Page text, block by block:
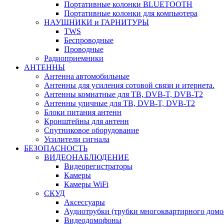
Портативные колонки BLUETOOTH
Портативные колонки для компьютера
НАУШНИКИ и ГАРНИТУРЫ
TWS
Беспроводные
Проводные
Радиоприемники
АНТЕННЫ
Антенна автомобильные
Антенны для усиления сотовой связи и итернета.
Антенны комнатные для ТВ, DVB-T, DVB-T2
Антенны уличные для ТВ, DVB-T, DVB-T2
Блоки питания антенн
Кронштейны для антенн
Спутниковое оборудование
Усилители сигнала
БЕЗОПАСНОСТЬ
ВИДЕОНАБЛЮДЕНИЕ
Видеорегистраторы
Камеры
Камеры WiFi
СКУД
Аксессуары
Аудиотрубки (трубки многоквартирного
Видеодомофоны